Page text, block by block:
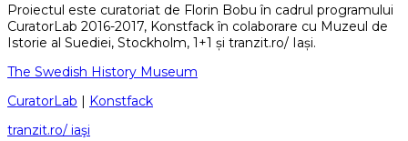
Proiectul este curatoriat de Florin Bobu în cadrul programului
CuratorLab 2016-2017, Konstfack în colaborare cu Muzeul de
Istorie al Suediei, Stockholm, 1+1 și tranzit.ro/ Iași.
The Swedish History Museum
CuratorLab | Konstfack
tranzit.ro/ iaşi